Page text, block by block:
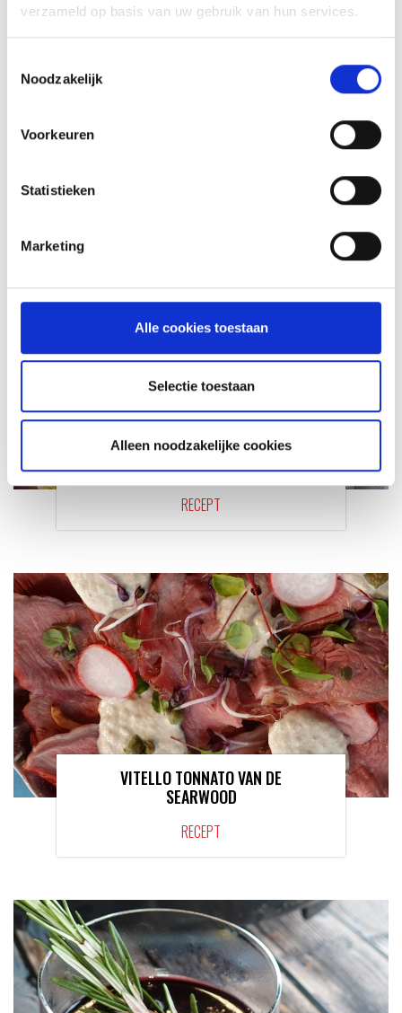
verzameld op basis van uw gebruik van hun services.
Noodzakelijk
Voorkeuren
Statistieken
Marketing
Alle cookies toestaan
Selectie toestaan
Alleen noodzakelijke cookies
INSPIRATIE
RECEPTEN EN TIPS
VAN ONZE GRILL MASTERS
MEER INFORMATIE
KAISERSCHMARNN
RECEPT
VITELLO TONNATO VAN DE
SEARWOOD
RECEPT